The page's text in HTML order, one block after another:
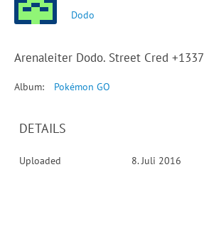
Dodo
Arenaleiter Dodo. Street Cred +1337
Album: Pokémon GO
DETAILS
Uploaded 8. Juli 2016